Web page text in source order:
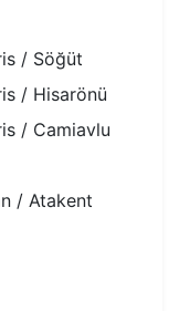
/ Söğüt
/ Hisarönü
/ Camiavlu
/ Atakent